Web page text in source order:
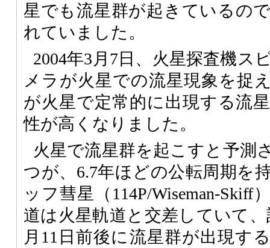
星でも流星群が起きているの
れていました。
2004年3月7日、火星探査機ス
メラが火星での流星現象を捉
が火星で定常的に出現する流
性が高くなりました。
火星で流星群を起こすと予測
つが、6.7年ほどの公転周期を
ッフ彗星（114P/Wiseman-Skiff
道は火星軌道と交差していて
月11日前後に流星群が出現す